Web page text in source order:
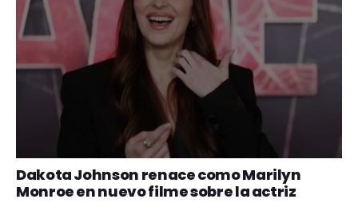
Dakota Johnson renace como Marilyn
Monroe en nuevo filme sobre la actriz